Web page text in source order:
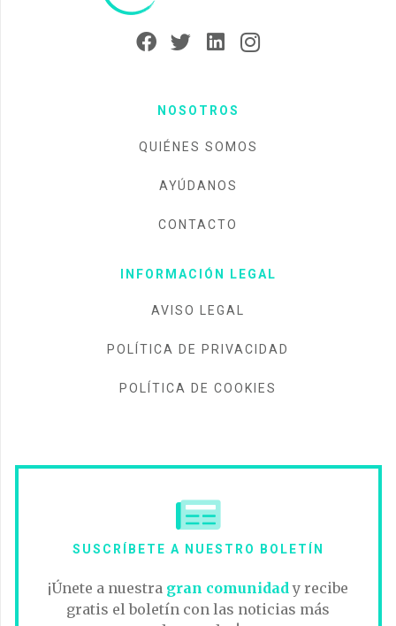
NOSOTROS
QUIÉNES SOMOS
AYÚDANOS
CONTACTO
INFORMACIÓN LEGAL
AVISO LEGAL
POLÍTICA DE PRIVACIDAD
POLÍTICA DE COOKIES
SUSCRÍBETE A NUESTRO BOLETÍN
¡Únete a nuestra gran comunidad y recibe
gratis el boletín con las noticias más